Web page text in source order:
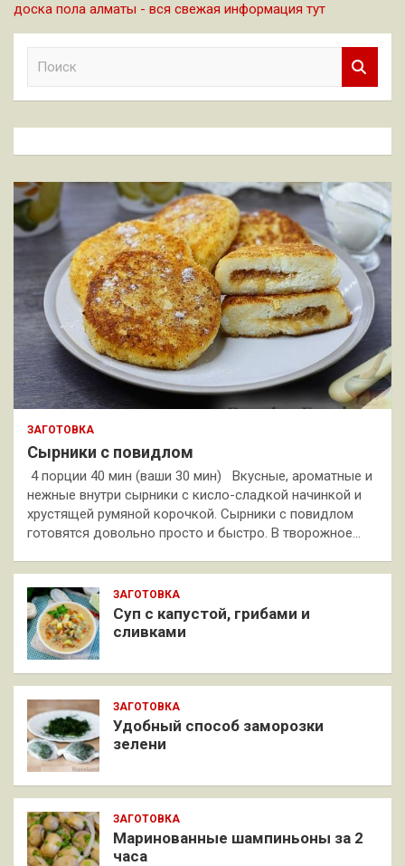
доска пола алматы - вся свежая информация тут
к
ЗАГОТОВКА
Сырники с повидлом
4 порции 40 мин (ваши 30 мин) Вкусные, ароматные и
нежные внутри сырники с кисло-сладкой начинкой и
хрустящей румяной корочкой. Сырники с повидлом
готовятся довольно просто и быстро. В творожное…
ЗАГОТОВКА
Суп с капустой, грибами и
сливками
ЗАГОТОВКА
Удобный способ заморозки
зелени
ЗАГОТОВКА
Маринованные шампиньоны за 2
часа